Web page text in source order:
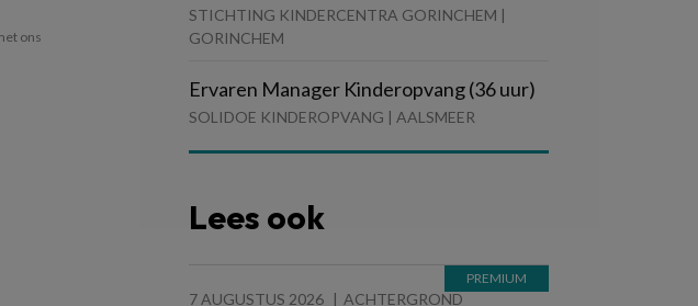
ons
STICHTING KINDERCENTRA GORINCHEM |
GORINCHEM
Ervaren Manager Kinderopvang (36 uur)
SOLIDOE KINDEROPVANG | AALSMEER
Lees ook
7 AUGUSTUS 2026 ACHTERGROND